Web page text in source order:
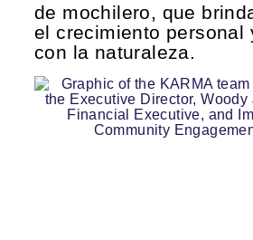
de mochilero, que
el crecimiento personal
con la naturaleza.